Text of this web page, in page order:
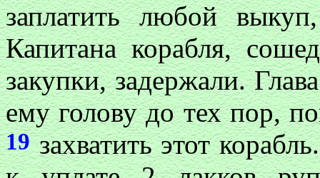
заплатить любой
Капитана корабля,
закупки, задержали.
ему голову до тех пор,
19захватить этот